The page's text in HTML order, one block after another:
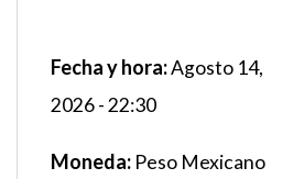
Fecha y hora:Agosto 14,
2026 - 22:30
Moneda: Peso Mexicano